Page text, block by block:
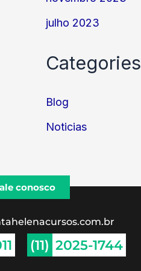
julho 2023
Categories
Blog
Noticias
conosco
(11) 2025-1744